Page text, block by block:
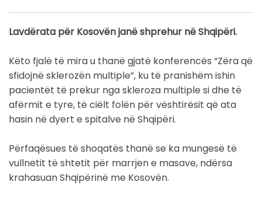
Lavdërata për Kosovën janë shprehur në Shqipëri.
Këto fjalë të mira u thanë gjatë konferencës “Zëra që
sfidojnë sklerozën multiple”, ku të pranishëm ishin
pacientët të prekur nga skleroza multiple si dhe të
afërmit e tyre, të ciëlt folën për vështirësit që ata
hasin në dyert e spitalve në Shqipëri.
Përfaqësues të shoqatës thanë se ka mungesë të
vullnetit të shtetit për marrjen e masave, ndërsa
krahasuan Shqipërinë me Kosovën.